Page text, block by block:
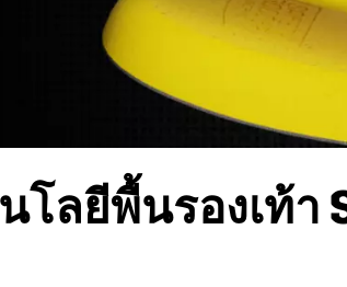
โลยีพื้นรองเท้า